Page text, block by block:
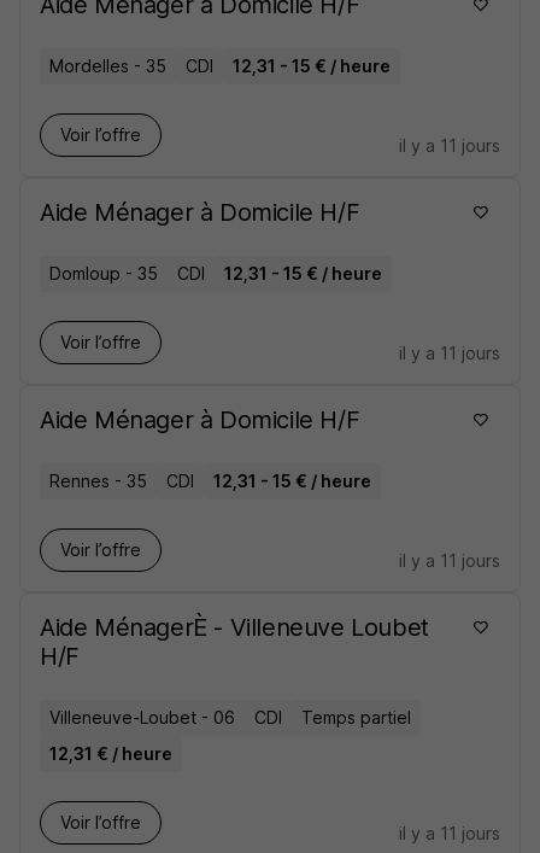
Mordelles - 35 CDI 12,31 - 15 € / heure
Voir l’offre
il y a 11 jours
Aide Ménager à Domicile H/F
Domloup - 35 CDI 12,31 - 15 € / heure
Voir l’offre
il y a 11 jours
Aide Ménager à Domicile H/F
Rennes - 35 CDI 12,31 - 15 € / heure
Voir l’offre
il y a 11 jours
Aide MénagerÈ - Villeneuve Loubet
H/F
Villeneuve-Loubet - 06 CDI
Temps partiel
12,31 € / heure
Voir l’offre
il y a 11 jours